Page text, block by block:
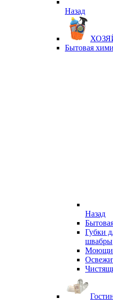
Назад
Бытовая
Назад
Губки
швабры
Моющие